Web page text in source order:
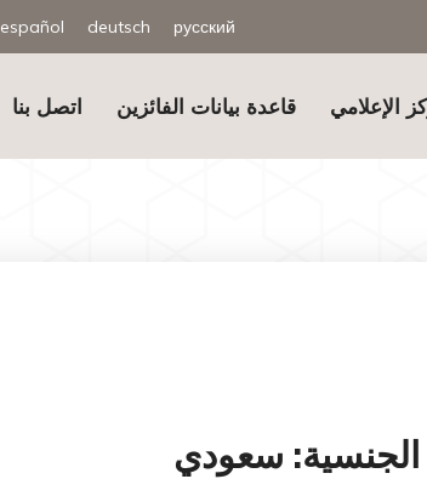
español deutsch русский
الإعلامي قاعدة بيانات الفائزين اتصل بنا
سعودي